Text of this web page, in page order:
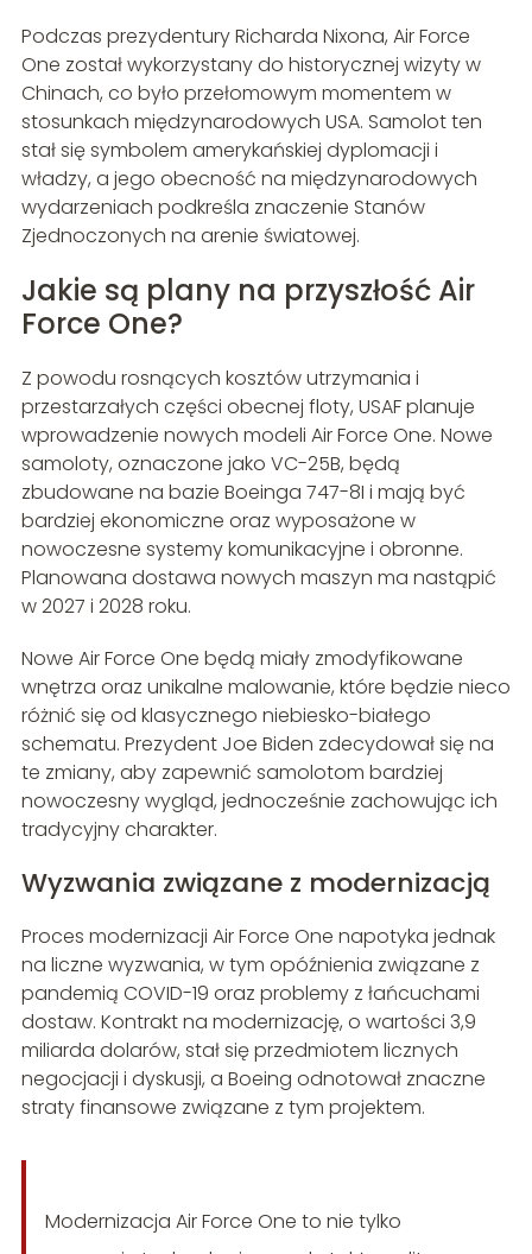
Podczas prezydentury Richarda Nixona, Air Force
One został wykorzystany do historycznej wizyty w
Chinach, co było przełomowym momentem w
stosunkach międzynarodowych USA. Samolot ten
stał się symbolem amerykańskiej dyplomacji i
władzy, a jego obecność na międzynarodowych
wydarzeniach podkreśla znaczenie Stanów
Zjednoczonych na arenie światowej.
Jakie są plany na przyszłość Air
Force One?
Z powodu rosnących kosztów utrzymania i
przestarzałych części obecnej floty, USAF planuje
wprowadzenie nowych modeli Air Force One. Nowe
samoloty, oznaczone jako VC-25B, będą
zbudowane na bazie Boeinga 747-8I i mają być
bardziej ekonomiczne oraz wyposażone w
nowoczesne systemy komunikacyjne i obronne.
Planowana dostawa nowych maszyn ma nastąpić
w 2027 i 2028 roku.
Nowe Air Force One będą miały zmodyfikowane
wnętrza oraz unikalne malowanie, które będzie nieco
różnić się od klasycznego niebiesko-białego
schematu. Prezydent Joe Biden zdecydował się na
te zmiany, aby zapewnić samolotom bardziej
nowoczesny wygląd, jednocześnie zachowując ich
tradycyjny charakter.
Wyzwania związane z modernizacją
Proces modernizacji Air Force One napotyka jednak
na liczne wyzwania, w tym opóźnienia związane z
pandemią COVID-19 oraz problemy z łańcuchami
dostaw. Kontrakt na modernizację, o wartości 3,9
miliarda dolarów, stał się przedmiotem licznych
negocjacji i dyskusji, a Boeing odnotował znaczne
straty finansowe związane z tym projektem.
Modernizacja Air Force One to nie tylko